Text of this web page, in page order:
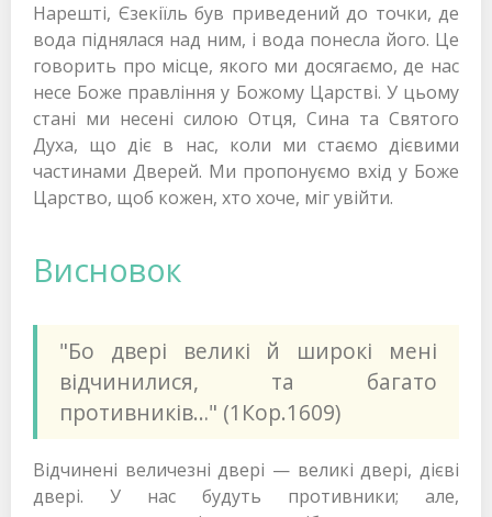
Нарешті, Єзекіїль був приведений до точки, де
вода піднялася над ним, і вода понесла його. Це
говорить про місце, якого ми досягаємо, де нас
несе Боже правління у Божому Царстві. У цьому
стані ми несені силою Отця, Сина та Святого
Духа, що діє в нас, коли ми стаємо дієвими
частинами Дверей. Ми пропонуємо вхід у Боже
Царство, щоб кожен, хто хоче, міг увійти.
Висновок
"Бо двері великі й широкі мені
відчинилися, та багато
противників…" (1Кор.1609)
Відчинені величезні двері — великі двері, дієві
двері. У нас будуть противники; але,